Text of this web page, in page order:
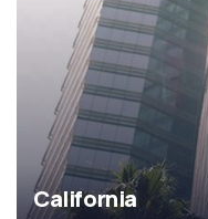
California